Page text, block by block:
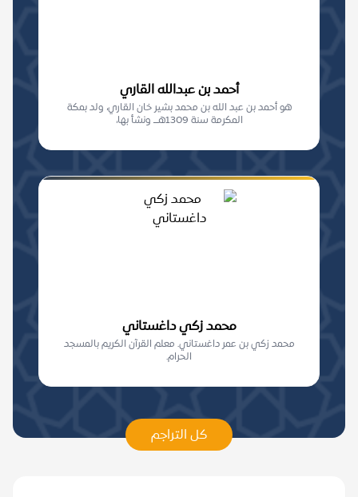
أحمد بن عبدالله القاري
هو أحمد بن عبد الله بن محمد بشير خان القاري، ولد بمكة
المكرمة سنة 1309هـــ ونشأ بها،
محمد زكي داغستاني
محمد زكي بن عمر داغستاني. معلم القرآن الكريم بالمسجد
الحرام.
كل التراجم